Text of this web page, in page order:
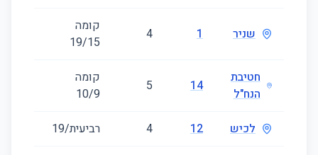
שניר 1
4
קומה
‎15‏/19
חטיבת
הנח"ל
14
5
קומה
‎9‏/10
לכיש 12
4 רביעית/19